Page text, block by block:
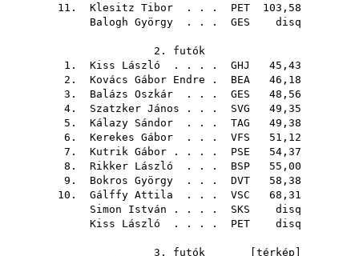
11. Klesitz Tibor . . . PET 103,58
Balogh György . . . GES disq
2. futók
1. Kiss László . . . . GHJ
45,43
2. Kovács Gábor Endre . BEA 46,18
3. Balázs Oszkár . . . GES 48,56
4. Szatzker János . . . SVG 49,35
5. Kálazy Sándor . . . TAG 49,38
6. Kerekes Gábor . . . VFS 51,12
7. Kutrik Gábor . . . . PSE 54,37
8. Rikker László . . . BSP 55,00
9. Bokros György . . . DVT 58,38
10. Gálffy Attila . . . VSC 68,31
Simon István . . . . SKS disq
Kiss László . . . . PET disq
3. futók [ térkép